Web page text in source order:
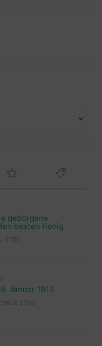
geborgene
besten Honig
Jänner 1913